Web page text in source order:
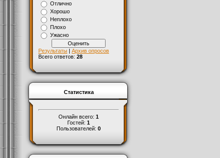
Отлично
Хорошо
Неплохо
Плохо
Ужасно
Результаты | Архив опросов
Всего ответов: 28
Статистика
Онлайн всего: 1
Гостей: 1
Пользователей: 0